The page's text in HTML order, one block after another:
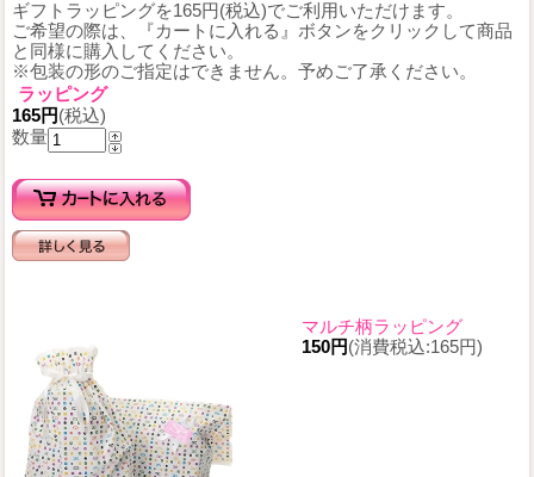
ギフトラッピングを165円(税込)でご利用いただけます。
ご希望の際は、『カートに入れる』ボタンをクリックして商品
と同様に購入してください。
※包装の形のご指定はできません。予めご了承ください。
ラッピング
165円(税込)
数量
マルチ柄ラッピング
150円(消費税込:165円)